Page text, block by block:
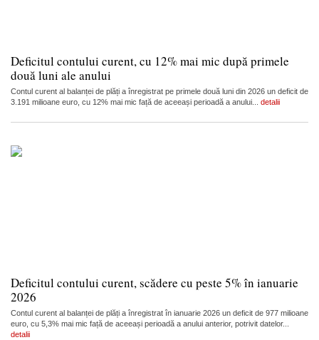
Deficitul contului curent, cu 12% mai mic după primele
două luni ale anului
Contul curent al balanței de plăți a înregistrat pe primele două luni din 2026 un deficit de
3.191 milioane euro, cu 12% mai mic față de aceeași perioadă a anului... detalii
Deficitul contului curent, scădere cu peste 5% în ianuarie
2026
Contul curent al balanței de plăți a înregistrat în ianuarie 2026 un deficit de 977 milioane
euro, cu 5,3% mai mic față de aceeași perioadă a anului anterior, potrivit datelor...
detalii